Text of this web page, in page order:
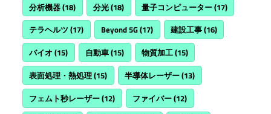
分析機器(18) 分光(18) 量子コンピューター(17)
テラヘルツ (17) Beyond 5G(17) 建設工事(16)
バイオ (15) 自動車(15) 物質加工(15)
表面処理・熱処理(15) 半導体レーザー(13)
フェムト秒レーザー(12) ファイバー(12)